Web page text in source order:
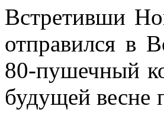
Встретивши
отправился в
80-пушечный
будущей весне